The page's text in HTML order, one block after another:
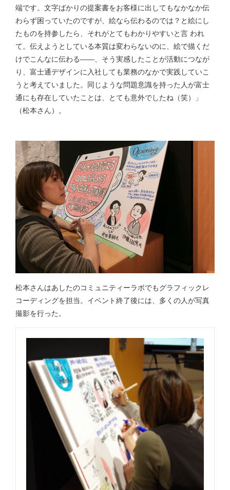
端です。文字ばかりの提案書をお客様に出してもなかなか伝
わらず困っていたのですが、絵なら伝わるのでは？と絵にし
たものを持参したら、それがとてもわかりやすいと言 われ
て。伝えようとしている本質は変わらないのに、絵で描くだ
けでこんなに伝わる――、そう実感したことが活動につなが
り、富士通デザインに入社しても業務のなかで実践していこ
うと考えていました。同じような問題意識を持った人が富士
通にも存在していたことは、とても意外でしたね（笑）」
（松本さん）。
松本さんはあしたのコミュニティーラボでもグラフィックレ
コーディングを担当。イベント終了後には、多くの人が写真
撮影を行った。